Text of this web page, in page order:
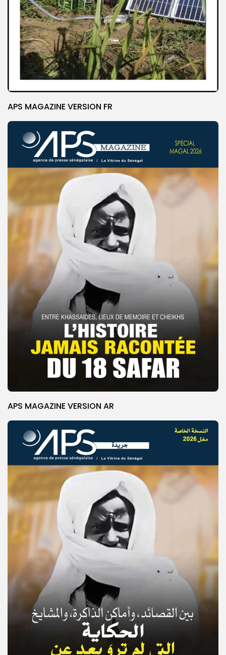
© Copyright 2025, APS
APS MAGAZINE VERSION FR
APS MAGAZINE VERSION AR